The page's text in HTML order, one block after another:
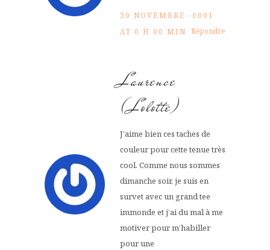
30 NOVEMBRE -0001
AT 0 H 00 MIN Répondre
Laurence
(Lolotte)
J’aime bien ces taches de
couleur pour cette tenue très
cool. Comme nous sommes
dimanche soir, je suis en
survet avec un grand tee
immonde et j’ai du mal à me
motiver pour m’habiller
pour une